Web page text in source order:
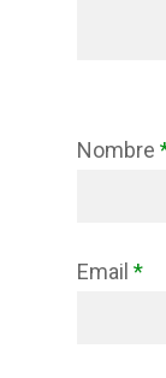
Nombre
Email *